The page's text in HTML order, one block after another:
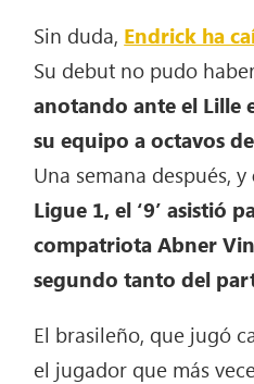
Sin duda, Endrick ha
Su debut no pudo
anotando ante el Lille
su equipo a octavos
Una semana después, y
Ligue 1, el ‘9’ asistió
compatriota Abner
segundo tanto del
El brasileño, que jugó
el jugador que más